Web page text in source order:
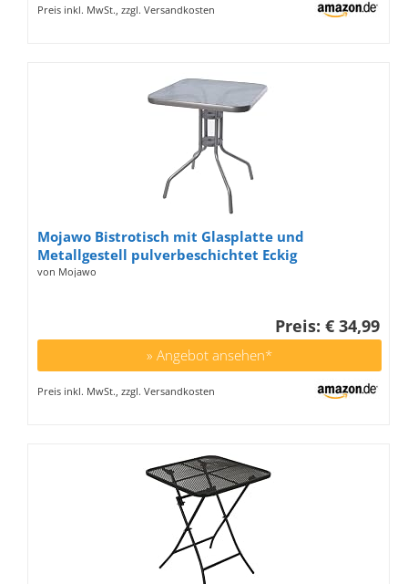
Preis inkl. MwSt., zzgl. Versandkosten
Mojawo Bistrotisch mit Glasplatte und
Metallgestell pulverbeschichtet Eckig
60x60x70cm Silberfarben Balkontisch
von Mojawo
Preis: € 34,99
» Angebot ansehen*
Preis inkl. MwSt., zzgl. Versandkosten